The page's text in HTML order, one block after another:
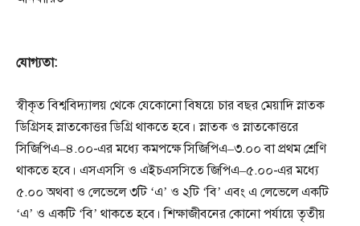
যোগ্যতা:
স্বীকৃত বিশ্ববিদ্যালয় থেকে যেকোনো বিষয়ে চার বছর মেয়াদি স্নাতক
ডিগ্রিসহ স্নাতকোত্তর ডিগ্রি থাকতে হবে। স্নাতক ও স্নাতকোত্তরে
সিজিপিএ–৪.০০-এর মধ্যে কমপক্ষে সিজিপিএ–৩.০০ বা প্রথম শ্রেণি
থাকতে হবে। এসএসসি ও এইচএসসিতে জিপিএ–৫.০০-এর মধ্যে
৫.০০ অথবা ও লেভেলে ৩টি ‘এ’ ও ২টি ‘বি’ এবং এ লেভেলে একটি
‘এ’ ও একটি ‘বি’ থাকতে হবে। শিক্ষাজীবনের কোনো পর্যায়ে তৃতীয়